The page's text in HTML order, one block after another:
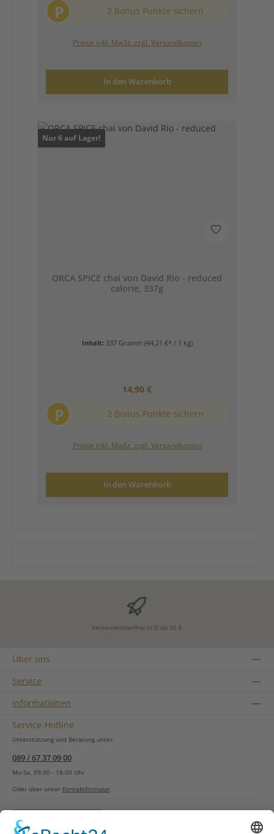
P 2 Bonus Punkte sichern
Preise inkl. MwSt. zzgl. Versandkosten
In den Warenkorb
Nur 6 auf Lager!
ORCA SPICE chai von David Rio - reduced
calorie, 337g
Inhalt: 337 Gramm (44,21 €* / 1 kg)
Regulärer Preis:
14,90 €
P 2 Bonus Punkte sichern
Preise inkl. MwSt. zzgl. Versandkosten
In den Warenkorb
Versandkostenfrei in D ab 35 €
Über uns
Service
Informationen
Service-Hotline
Unterstützung und Beratung unter:
089 / 67 37 09 00
Mo-Sa, 09:30 - 18:00 Uhr
Oder über unser Kontaktformular.
Vertrag widerrufen